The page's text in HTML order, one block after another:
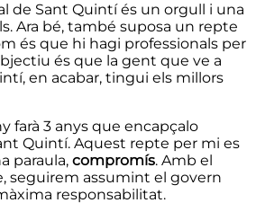
de Sant Quintí és un orgull i una
Ara bé, també suposa un repte
és que hi hagi professionals per
és que la gent que ve a
en acabar, tingui els millors
farà 3 anys que encapçalo
Quintí. Aquest repte per mi es
paraula, compromís. Amb el
seguirem assumint el govern
responsabilitat.